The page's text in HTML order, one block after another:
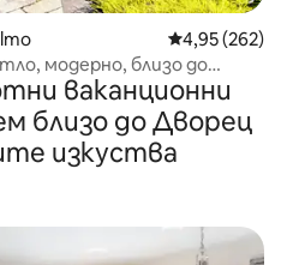
Средна
4,95 (262)
модерно, близо до
ваканционни
близо до Дворец
изкуства